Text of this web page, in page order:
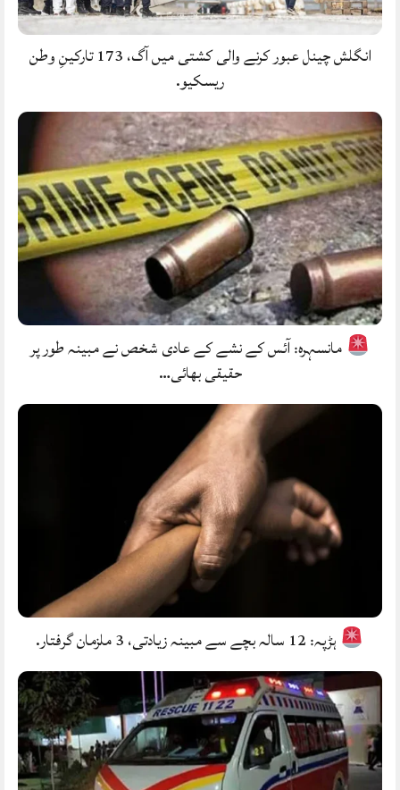
انگلش چینل عبور کرنے والی کشتی میں آگ، 173 تارکینِ وطن
ریسکیو.
مانسہرہ: آئس کے نشے کے عادی شخص نے مبینہ طور پر
حقیقی بھائی…
ہڑپہ: 12 سالہ بچے سے مبینہ زیادتی، 3 ملزمان گرفتار.